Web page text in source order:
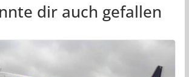
dir auch gefallen